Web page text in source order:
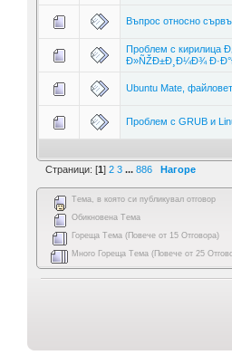
Въпрос относно
Проблем с кирилица
Ð»ÑŽÐ±Ð¸Ð¼Ð¾
Ubuntu Mate,
Проблем с GRUB и
Страници: [1] 2 3 ... 886 Нагоре
Тема, в която си публикувал отговор
Обикновена Тема
Гореща Тема (Повече от 15 Отговора)
Много Гореща Тема (Повече от 25